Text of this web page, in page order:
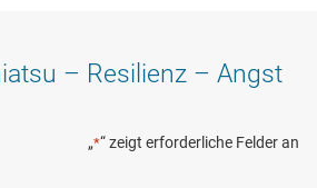
– Resilienz – Angst
„*“ zeigt erforderliche Felder an